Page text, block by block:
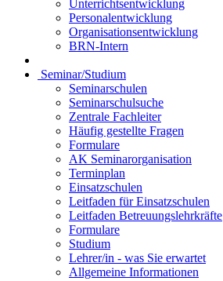
Unterrichtsentwicklung
Personalentwicklung
Organisationsentwicklung
BRN-Intern
Seminar/Studium
Seminarschulen
Seminarschulsuche
Zentrale Fachleiter
Häufig gestellte Fragen
Formulare
AK Seminarorganisation
Terminplan
Einsatzschulen
Leitfaden für Einsatzschulen
Leitfaden Betreuungslehrkräfte
Formulare
Studium
Lehrer/in - was Sie erwartet
Allgemeine Informationen